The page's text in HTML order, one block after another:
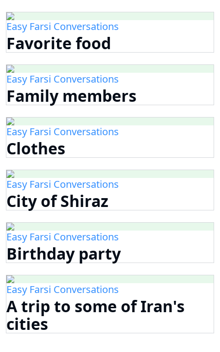
Easy Farsi Conversations
Favorite food
Easy Farsi Conversations
Family members
Easy Farsi Conversations
Clothes
Easy Farsi Conversations
City of Shiraz
Easy Farsi Conversations
Birthday party
Easy Farsi Conversations
A trip to some of Iran's
cities